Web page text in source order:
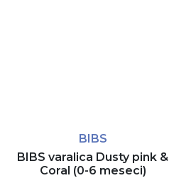
BIBS
BIBS varalica Dusty pink &
Coral (0-6 meseci)